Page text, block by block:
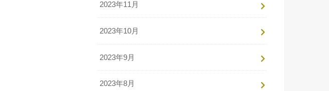
2023年11月
2023年10月
2023年9月
2023年8月